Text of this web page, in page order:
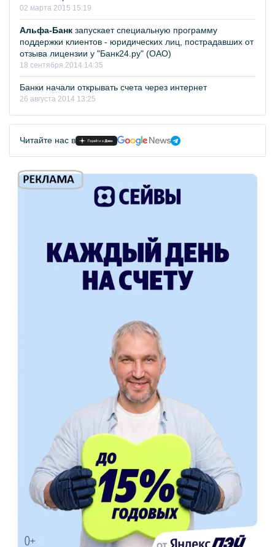
02 марта 2015 15:19
Альфа-Банк запускает специальную программу
поддержки клиентов - юридических лиц, пострадавших от
отзыва лицензии у "Банк24.ру" (ОАО)
18 сентября 2014 14:35
Банки начали открывать счета через интернет
26 августа 2014 13:25
Читайте нас в